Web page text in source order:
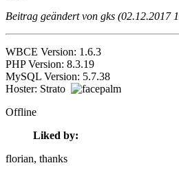
Beitrag geändert von gks (02.12.2017
WBCE Version: 1.6.3
PHP Version: 8.3.19
MySQL Version: 5.7.38
Hoster: Strato
Offline
Liked by:
florian, thanks